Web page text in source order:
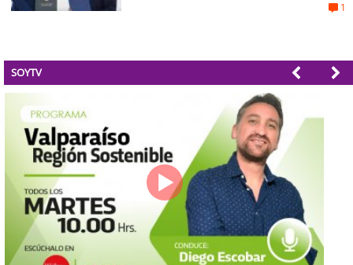
1
SOYTV